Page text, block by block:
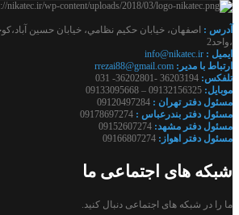
آدرس :
،واحد2
ايميل : info@nikatec.ir
ارتباط با مدير: rrezai88@gmail.com
تلفكس: 36203194 -36202801- 031
موبايل: 09132156325 – 09133095668
مسئول دفتر تهران : 09120497284
مسئول دفتر بندرعباس : 09178697274
مسئول دفتر مشهد: 09152607274
مسئول دفتر اهواز: 09166807274
شبکه های اجتماعی ما
ما را در شبکه های اجتماعی دنبال کنید.